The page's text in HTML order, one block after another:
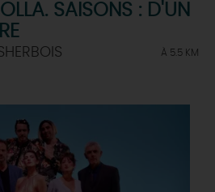
SAISONS : D'UN
À 5.5 KM